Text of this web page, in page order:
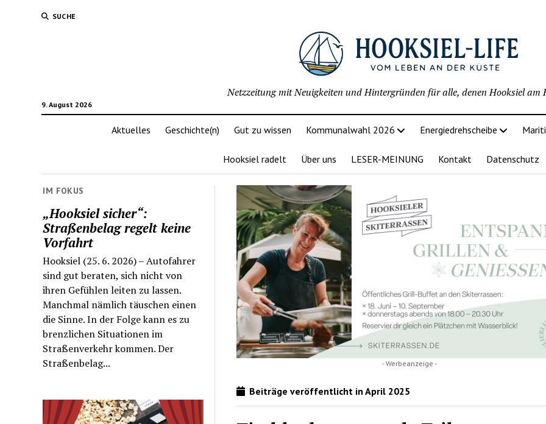
SUCHE
9. August 2026
Netzzeitung mit Neuigkeiten und Hintergründen für alle, denen Hooksiel am
Aktuelles Geschichte(n) Gut zu wissen Kommunalwahl 2026 Energiedrehscheibe
Hooksiel radelt Über uns LESER-MEINUNG Kontakt Datenschutz
IM FOKUS
„Hooksiel sicher“:
Straßenbelag regelt keine
Vorfahrt
Hooksiel (25. 6. 2026) – Autofahrer
sind gut beraten, sich nicht von
ihren Gefühlen leiten zu lassen.
Manchmal nämlich täuschen einen
die Sinne. In der Folge kann es zu
brenzlichen Situationen im
Straßenverkehr kommen. Der
Straßenbelag...
- Werbeanzeige -
Beiträge veröffentlicht in April 2025